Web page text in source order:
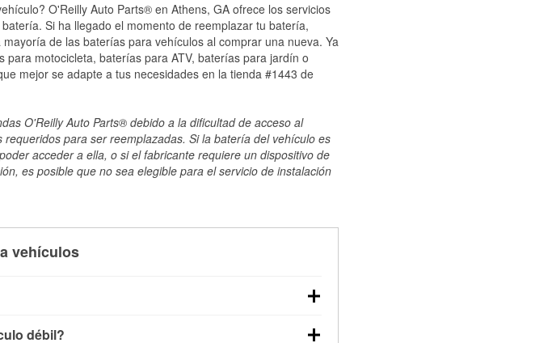
O'Reilly Auto Parts® en Athens, GA ofrece los servicios
Si ha llegado el momento de reemplazar tu batería,
de las baterías para vehículos al comprar una nueva. Ya
motocicleta, baterías para ATV, baterías para jardín o
mejor se adapte a tus necesidades en la tienda #1443 de
O'Reilly Auto Parts® debido a la dificultad de acceso al
para ser reemplazadas. Si la batería del vehículo es
acceder a ella, o si el fabricante requiere un dispositivo de
es posible que no sea elegible para el servicio de instalación
vehículos
débil?